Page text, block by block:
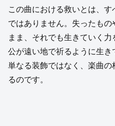
この曲における救いとは、
ではありません。失ったも
まま、それでも生きていく
公が遠い地で祈るように生
単なる装飾ではなく、楽曲
るのです。